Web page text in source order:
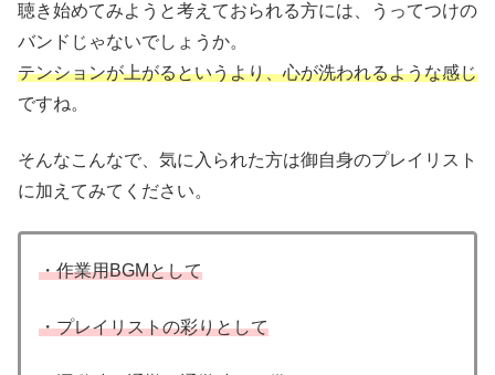
聴き始めてみようと考えておられる方には、うってつけの
バンドじゃないでしょうか。
テンションが上がるというより、心が洗われるような感じ
ですね。
そんなこんなで、気に入られた方は御自身のプレイリスト
に加えてみてください。
・作業用BGMとして
・プレイリストの彩りとして